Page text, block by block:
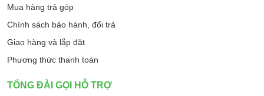
Mua hàng trả góp
Chính sách bảo hành, đổi trả
Giao hàng và lắp đặt
Phương thức thanh toán
TỔNG ĐÀI GỌI HỖ TRỢ